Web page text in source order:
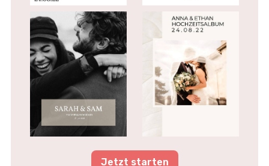
Jetzt starten